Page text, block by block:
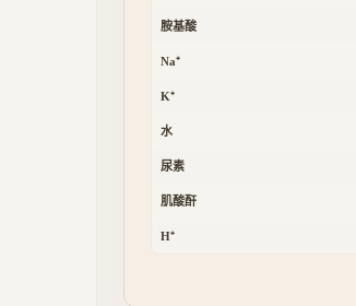
胺基酸
Na⁺
K⁺
水
尿素
肌酸酐
H⁺